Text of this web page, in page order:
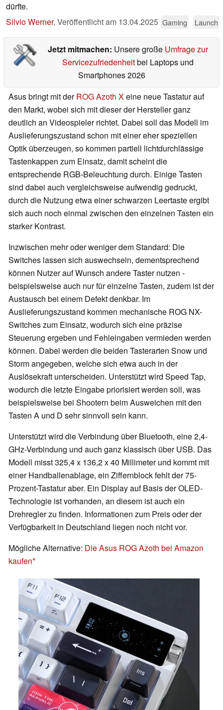
dürfte.
Silvio Werner, Veröffentlicht am 13.04.2025 Gaming Launch
Jetzt mitmachen: Unsere große Umfrage zur
Servicezufriedenheitbei Laptops und
Smartphones 2026
Asus bringt mit derROG Azoth Xeine neue Tastatur auf
den Markt, wobei sich mit dieser der Hersteller ganz
deutlich an Videospieler richtet. Dabei soll das Modell im
Auslieferungszustand schon mit einer eher speziellen
Optik überzeugen, so kommen partiell lichtdurchlässige
Tastenkappen zum Einsatz, damit scheint die
entsprechende RGB-Beleuchtung durch. Einige Tasten
sind dabei auch vergleichsweise aufwendig gedruckt,
durch die Nutzung etwa einer schwarzen Leertaste ergibt
sich auch noch einmal zwischen den einzelnen Tasten ein
starker Kontrast.
Inzwischen mehr oder weniger dem Standard: Die
Switches lassen sich auswechseln, dementsprechend
können Nutzer auf Wunsch andere Taster nutzen -
beispielsweise auch nur für einzelne Tasten, zudem ist der
Austausch bei einem Defekt denkbar. Im
Auslieferungszustand kommen mechanische ROG NX-
Switches zum Einsatz, wodurch sich eine präzise
Steuerung ergeben und Fehleingaben vermieden werden
können. Dabei werden die beiden Tasterarten Snow und
Storm angegeben, welche sich etwa auch in der
Auslösekraft unterscheiden. Unterstützt wird Speed Tap,
wodurch die letzte Eingabe priorisiert werden soll, was
beispielsweise bei Shootern beim Ausweichen mit den
Tasten A und D sehr sinnvoll sein kann.
Unterstützt wird die Verbindung über Bluetooth, eine 2,4-
GHz-Verbindung und auch ganz klassisch über USB. Das
Modell misst 325,4 x 136,2 x 40 Millimeter und kommt mit
einer Handballenablage, ein Ziffernblock fehlt der 75-
Prozent-Tastatur aber. Ein Display auf Basis der OLED-
Technologie ist vorhanden, an diesem ist auch ein
Drehregler zu finden. Informationen zum Preis oder der
Verfügbarkeit in Deutschland liegen noch nicht vor.
Mögliche Alternative: Die Asus ROG Azoth bei Amazon
kaufen